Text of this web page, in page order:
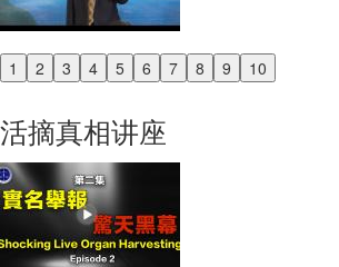
1 2 3 4 5 6 7 8 9 10
Previous
活摘真相讲座